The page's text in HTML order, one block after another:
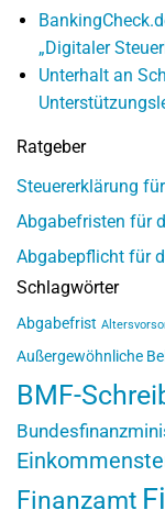
„Digitaler
Unterhalt an
Ratgeber
Steuererklärung
Abgabefristen für
Abgabepflicht für
Schlagwörter
Abgabefrist
Außergewöhnliche
BMF-
Finanzamt